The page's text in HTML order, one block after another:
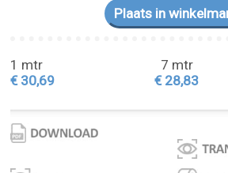
1 mtr
€ 30,69
7 mtr
€ 28,83